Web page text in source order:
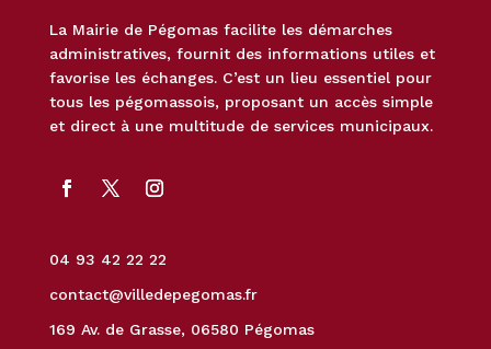
La Mairie de Pégomas facilite les démarches
administratives, fournit des informations utiles et
favorise les échanges. C’est un lieu essentiel pour
tous les pégomassois, proposant un accès simple
et direct à une multitude de services municipaux.
04 93 42 22 22
contact@villedepegomas.fr
169 Av. de Grasse, 06580 Pégomas